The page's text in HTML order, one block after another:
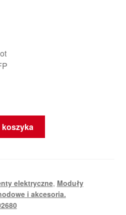
koszyka
elektryczne, Moduły
i akcesoria.